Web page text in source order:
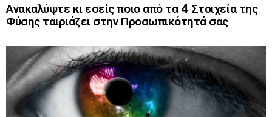
Ανακαλύψτε κι εσείς ποιο από τα 4 Στοιχεία της
Φύσης ταιριάζει στην Προσωπικότητά σας